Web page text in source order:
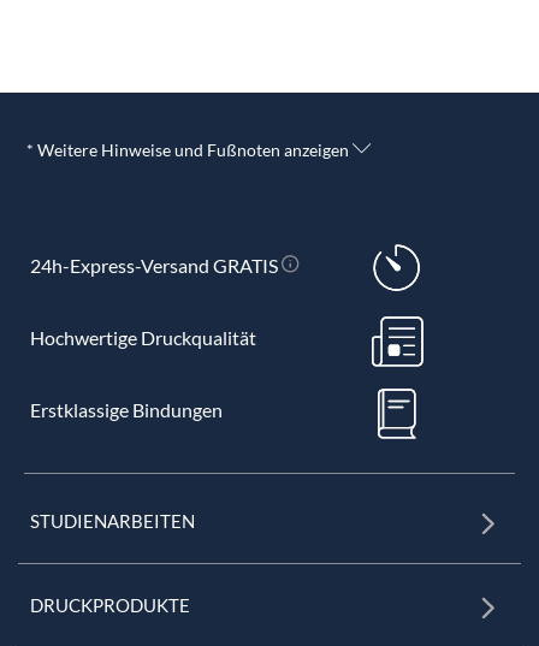
* Weitere Hinweise und Fußnoten anzeigen
24h-Express-Versand GRATIS
Hochwertige Druckqualität
Erstklassige Bindungen
STUDIENARBEITEN
DRUCKPRODUKTE